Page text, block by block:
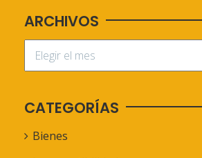
ARCHIVOS
CATEGORÍAS
Bienes